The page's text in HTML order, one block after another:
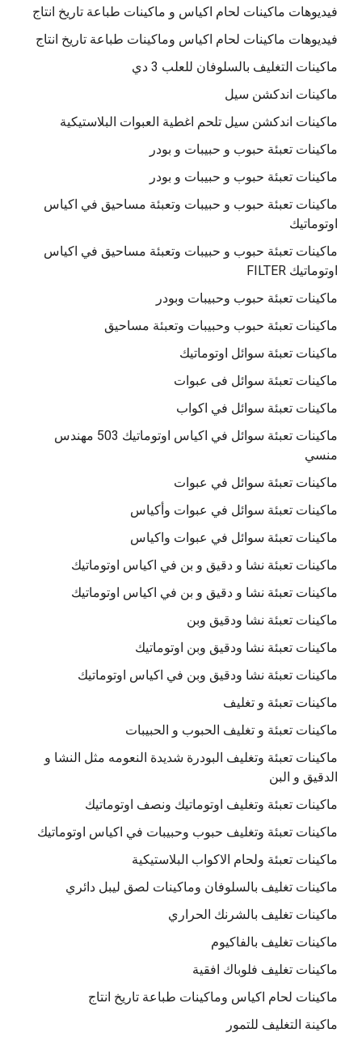
فيديوهات ماكينات لحام اكياس و ماكينات طباعة تاريخ انتاج
فيديوهات ماكينات لحام اكياس وماكينات طباعة تاريخ انتاج
ماكينات التغليف بالسلوفان للعلب 3 دي
ماكينات اندكشن سيل
ماكينات اندكشن سيل تلحم اغطية العبوات البلاستيكية
ماكينات تعبئة حبوب و حبيبات و بودر
ماكينات تعبئة حبوب و حبيبات و بودر
ماكينات تعبئة حبوب و حبيبات وتعبئة مساحيق في اكياس
اوتوماتيك
ماكينات تعبئة حبوب و حبيبات وتعبئة مساحيق في اكياس
اوتوماتيك FILTER
ماكينات تعبئة حبوب وحبيبات وبودر
ماكينات تعبئة حبوب وحبيبات وتعبئة مساحيق
ماكينات تعبئة سوائل اوتوماتيك
ماكينات تعبئة سوائل فى عبوات
ماكينات تعبئة سوائل في اكواب
ماكينات تعبئة سوائل في اكياس اوتوماتيك 503 مهندس
منسي
ماكينات تعبئة سوائل في عبوات
ماكينات تعبئة سوائل في عبوات وأكياس
ماكينات تعبئة سوائل في عبوات واكياس
ماكينات تعبئة نشا و دقيق و بن في اكياس اوتوماتيك
ماكينات تعبئة نشا و دقيق و بن في اكياس اوتوماتيك
ماكينات تعبئة نشا ودقيق وبن
ماكينات تعبئة نشا ودقيق وبن اوتوماتيك
ماكينات تعبئة نشا ودقيق وبن في اكياس اوتوماتيك
ماكينات تعبئة و تغليف
ماكينات تعبئة و تغليف الحبوب و الحبيبات
ماكينات تعبئة وتغليف البودرة شديدة النعومه مثل النشا و
الدقيق و البن
ماكينات تعبئة وتغليف اوتوماتيك ونصف اوتوماتيك
ماكينات تعبئة وتغليف حبوب وحبيبات في اكياس اوتوماتيك
ماكينات تعبئة ولحام الاكواب البلاستيكية
ماكينات تغليف بالسلوفان وماكينات لصق ليبل دائري
ماكينات تغليف بالشرنك الحراري
ماكينات تغليف بالفاكيوم
ماكينات تغليف فلوباك افقية
ماكينات لحام اكياس وماكينات طباعة تاريخ انتاج
ماكينة التغليف للتمور